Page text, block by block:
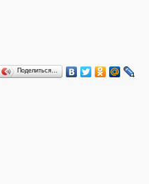
Поделиться…